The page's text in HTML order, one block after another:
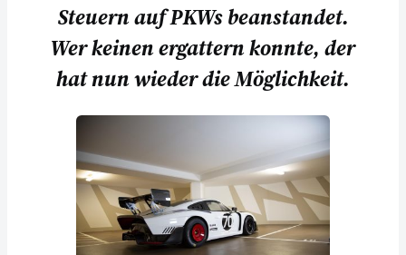
Steuern auf PKWs beanstandet.
Wer keinen ergattern konnte, der
hat nun wieder die Möglichkeit.